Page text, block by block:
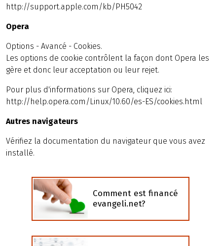
http://support.apple.com/kb/PH5042
Opera
Options - Avancé - Cookies.
Les options de cookie contrôlent la façon dont Opera les
gère et donc leur acceptation ou leur rejet.
Pour plus d'informations sur Opera, cliquez ici:
http://help.opera.com/Linux/10.60/es-ES/cookies.html
Autres navigateurs
Vérifiez la documentation du navigateur que vous avez
installé.
Comment est financé
evangeli.net?